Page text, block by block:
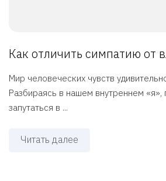
Как отличить симпатию от
Мир человеческих чувств
Разбираясь в нашем внутреннем
запутаться в ...
Читать далее